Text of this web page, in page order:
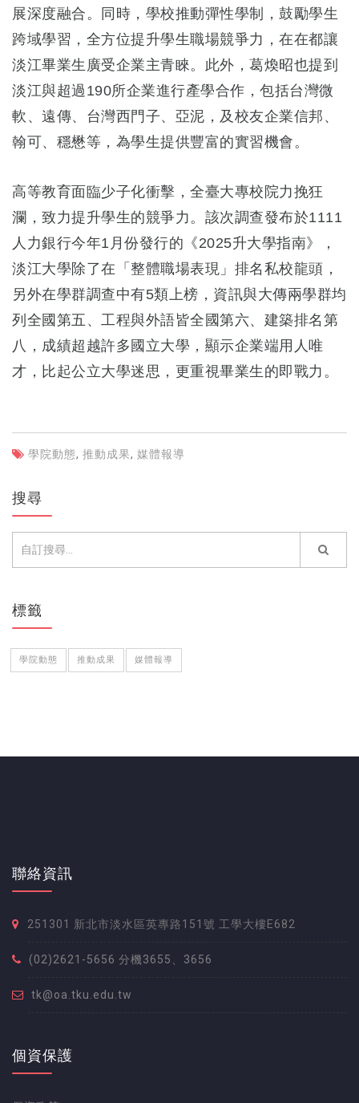
展深度融合。同時，學校推動彈性學制，鼓勵學生
跨域學習，全方位提升學生職場競爭力，在在都讓
淡江畢業生廣受企業主青睞。此外，葛煥昭也提到
淡江與超過190所企業進行產學合作，包括台灣微
軟、遠傳、台灣西門子、亞泥，及校友企業信邦、
翰可、穩懋等，為學生提供豐富的實習機會。
高等教育面臨少子化衝擊，全臺大專校院力挽狂
瀾，致力提升學生的競爭力。該次調查發布於1111
人力銀行今年1月份發行的《2025升大學指南》，
淡江大學除了在「整體職場表現」排名私校龍頭，
另外在學群調查中有5類上榜，資訊與大傳兩學群均
列全國第五、工程與外語皆全國第六、建築排名第
八，成績超越許多國立大學，顯示企業端用人唯
才，比起公立大學迷思，更重視畢業生的即戰力。
學院動態, 推動成果, 媒體報導
搜尋
標籤
學院動態 推動成果 媒體報導
聯絡資訊
251301 新北市淡水區英專路151號 工學大樓E682
(02)2621-5656 分機3655、3656
tk@oa.tku.edu.tw
個資保護